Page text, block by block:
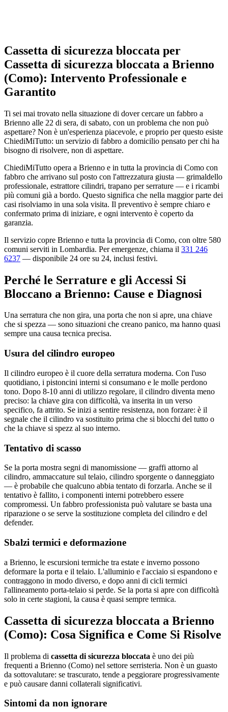
Cassetta di sicurezza bloccata per
Cassetta di sicurezza bloccata a Brienno
(Como): Intervento Professionale e
Garantito
Ti sei mai trovato nella situazione di dover cercare un fabbro a
Brienno alle 22 di sera, di sabato, con un problema che non può
aspettare? Non è un'esperienza piacevole, e proprio per questo esiste
ChiediMiTutto: un servizio di fabbro a domicilio pensato per chi ha
bisogno di risolvere, non di aspettare.
ChiediMiTutto opera a Brienno e in tutta la provincia di Como con
fabbro che arrivano sul posto con l'attrezzatura giusta — grimaldello
professionale, estrattore cilindri, trapano per serrature — e i ricambi
più comuni già a bordo. Questo significa che nella maggior parte dei
casi risolviamo in una sola visita. Il preventivo è sempre chiaro e
confermato prima di iniziare, e ogni intervento è coperto da
garanzia.
Il servizio copre Brienno e tutta la provincia di Como, con oltre 580
comuni serviti in Lombardia. Per emergenze, chiama il 331 246
6237 — disponibile 24 ore su 24, inclusi festivi.
Perché le Serrature e gli Accessi Si
Bloccano a Brienno: Cause e Diagnosi
Una serratura che non gira, una porta che non si apre, una chiave
che si spezza — sono situazioni che creano panico, ma hanno quasi
sempre una causa tecnica precisa.
Usura del cilindro europeo
Il cilindro europeo è il cuore della serratura moderna. Con l'uso
quotidiano, i pistoncini interni si consumano e le molle perdono
tono. Dopo 8-10 anni di utilizzo regolare, il cilindro diventa meno
preciso: la chiave gira con difficoltà, va inserita in un verso
specifico, fa attrito. Se inizi a sentire resistenza, non forzare: è il
segnale che il cilindro va sostituito prima che si blocchi del tutto o
che la chiave si spezz al suo interno.
Tentativo di scasso
Se la porta mostra segni di manomissione — graffi attorno al
cilindro, ammaccature sul telaio, cilindro sporgente o danneggiato
— è probabile che qualcuno abbia tentato di forzarla. Anche se il
tentativo è fallito, i componenti interni potrebbero essere
compromessi. Un fabbro professionista può valutare se basta una
riparazione o se serve la sostituzione completa del cilindro e del
defender.
Sbalzi termici e deformazione
a Brienno, le escursioni termiche tra estate e inverno possono
deformare la porta e il telaio. L'alluminio e l'acciaio si espandono e
contraggono in modo diverso, e dopo anni di cicli termici
l'allineamento porta-telaio si perde. Se la porta si apre con difficoltà
solo in certe stagioni, la causa è quasi sempre termica.
Cassetta di sicurezza bloccata a Brienno
(Como): Cosa Significa e Come Si Risolve
Il problema di cassetta di sicurezza bloccata è uno dei più
frequenti a Brienno (Como) nel settore serristeria. Non è un guasto
da sottovalutare: se trascurato, tende a peggiorare progressivamente
e può causare danni collaterali significativi.
Sintomi da non ignorare